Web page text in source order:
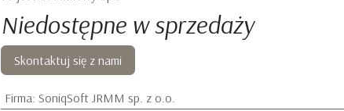
Niedostępne w sprzedaży
Skontaktuj się z nami
Firma: SoniqSoft JRMM sp. z o.o.